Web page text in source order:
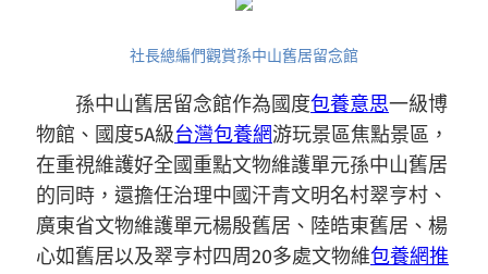
社長總編們觀賞孫中山舊居留念館
孫中山舊居留念館作為國度包養意思一級博
物館、國度5A級台灣包養網游玩景區焦點景區，
在重視維護好全國重點文物維護單元孫中山舊居
的同時，還擔任治理中國汗青文明名村翠亨村、
廣東省文物維護單元楊殷舊居、陸皓東舊居、楊
心如舊居以及翠亨村四周20多處文物維包養網推